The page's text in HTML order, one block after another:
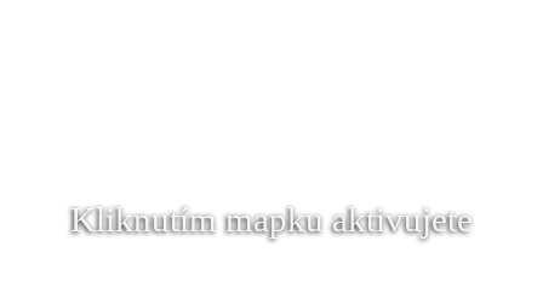
Kliknutím mapku aktivujete